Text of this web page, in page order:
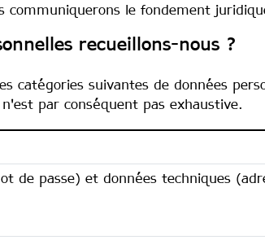
communiquerons le fondement
recueillons-nous ?
catégories suivantes de données
par conséquent pas exhaustive.
de passe) et données techniques